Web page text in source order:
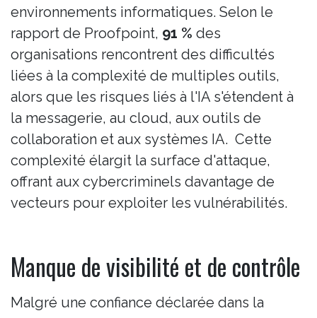
environnements informatiques. Selon le
rapport de Proofpoint, 91 % des
organisations rencontrent des difficultés
liées à la complexité de multiples outils,
alors que les risques liés à l'IA s'étendent à
la messagerie, au cloud, aux outils de
collaboration et aux systèmes IA. Cette
complexité élargit la surface d'attaque,
offrant aux cybercriminels davantage de
vecteurs pour exploiter les vulnérabilités.
Manque de visibilité et de contrôle
Malgré une confiance déclarée dans la